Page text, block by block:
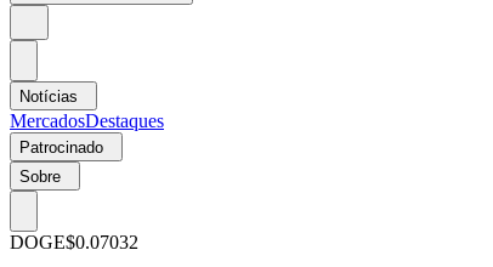
Notícias
MercadosDestaques
Patrocinado
Sobre
DOGE$0.07032